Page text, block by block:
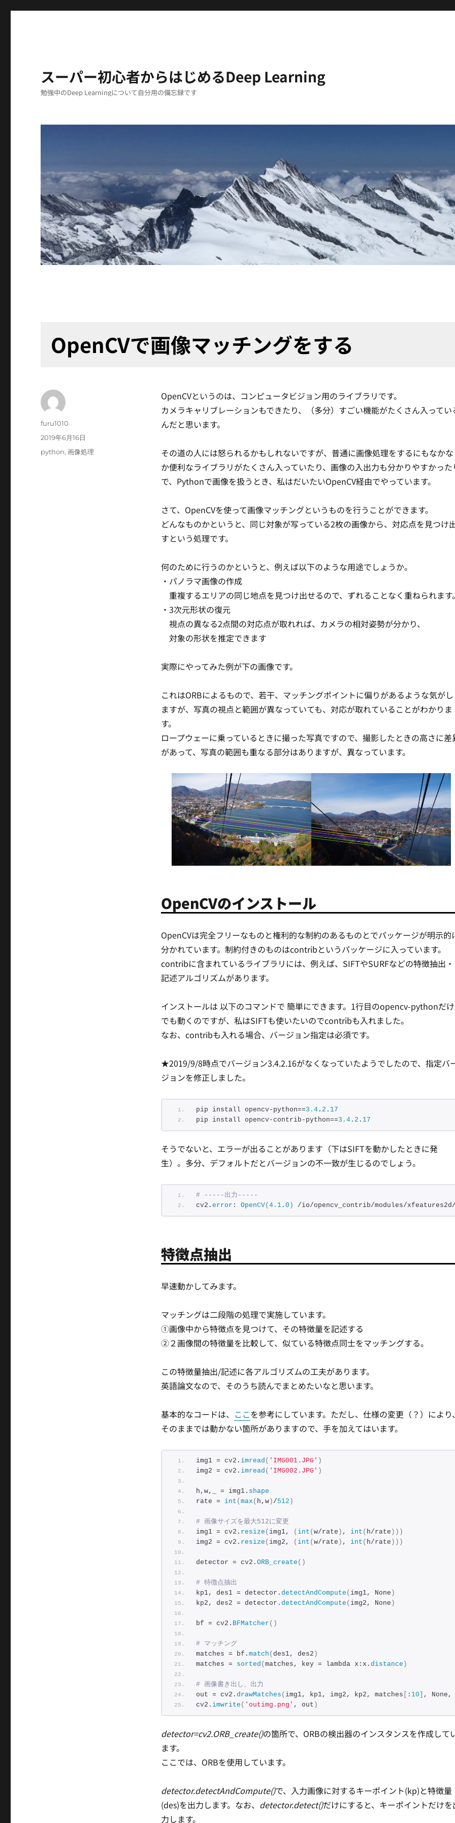
スーパー初心者からはじめるDeep Learning
勉強中のDeep Learningについて自分用の備忘録です
OpenCVで画像マッチングをする
OpenCVというのは、コンピュータビジョン用のライブラリです。
カメラキャリブレーションもできたり、（多分）すごい機能がたくさん入ってい
んだと思います。
その道の人には怒られるかもしれないですが、普通に画像処理をするにもなかな
か便利なライブラリがたくさん入っていたり、画像の入出力も分かりやすかった
で、Pythonで画像を扱うとき、私はだいたいOpenCV経由でやっています。
さて、OpenCVを使って画像マッチングというものを行うことができます。
どんなものかというと、同じ対象が写っている2枚の画像から、対応点を見つけ
すという処理です。
何のために行うのかというと、例えば以下のような用途でしょうか。
・パノラマ画像の作成
重複するエリアの同じ地点を見つけ出せるので、ずれることなく重ねられます
・3次元形状の復元
視点の異なる2点間の対応点が取れれば、カメラの相対姿勢が分かり、
対象の形状を推定できます
実際にやってみた例が下の画像です。
これはORBによるもので、若干、マッチングポイントに偏りがあるような気がし
ますが、写真の視点と範囲が異なっていても、対応が取れていることがわかりま
す。
ロープウェーに乗っているときに撮った写真ですので、撮影したときの高さに差
があって、写真の範囲も重なる部分はありますが、異なっています。
OpenCVのインストール
OpenCVは完全フリーなものと権利的な制約のあるものとでパッケージが明示的
分かれています。制約付きのものはcontribというパッケージに入っています。
contribに含まれているライブラリには、例えば、SIFTやSURFなどの特徴抽出・
記述アルゴリズムがあります。
インストールは 以下のコマンドで 簡単にできます。1行目のopencv-pythonだけ
でも動くのですが、私はSIFTも使いたいのでcontribも入れました。
なお、contribも入れる場合、バージョン指定は必須です。
★2019/9/8時点でバージョン3.4.2.16がなくなっていたようでしたので、指定バ
ジョンを修正しました。
pip install opencv-python==3.4. 2 . 17
pip install opencv-contrib-python==3.4. 2 . 17
そうでないと、エラーが出ることがあります（下はSIFTを動かしたときに発
生）。多分、デフォルトだとバージョンの不一致が生じるのでしょう。
# -----出力-----
cv2. error : OpenCV( 4.1. 0 ) /io/opencv_contrib/modules/
特徴点抽出
早速動かしてみます。
マッチングは二段階の処理で実施しています。
①画像中から特徴点を見つけて、その特徴量を記述する
②２画像間の特徴量を比較して、似ている特徴点同士をマッチングする。
この特徴量抽出/記述に各アルゴリズムの工夫があります。
英語論文なので、そのうち読んでまとめたいなと思います。
基本的なコードは、 ここを参考にしています。ただし、仕様の変更（？）により
そのままでは動かない箇所がありますので、手を加えてはいます。
img1 = cv2. imread ( 'IMG001.JPG' )
img2 = cv2. imread ( 'IMG002.JPG' )
h,w,_ = img1. shape
rate = int ( max ( h,w) /512 )
# 画像サイズを最大512に変更
img1 = cv2. resize ( img1, ( int ( w/rate ) , int ( h/rate )))
img2 = cv2. resize ( img2, ( int ( w/rate ) , int ( h/rate )))
detector = cv2. ORB_create ()
# 特徴点抽出
kp1, des1 = detector. detectAndCompute ( img1, None )
kp2, des2 = detector. detectAndCompute ( img2, None )
bf = cv2. BFMatcher ()
# マッチング
matches = bf. match ( des1, des2 )
matches = sorted ( matches, key = lambda x:x. distance )
# 画像書き出し、出力
out = cv2. drawMatches ( img1, kp1, img2, kp2, matches : 10
,
cv2. imwrite ( 'outimg.png' , out )
detector=cv2.ORB_create()の箇所で、ORBの検出器のインスタンスを作成して
ます。
ここでは、ORBを使用しています。
detector.detectAndCompute()で、入力画像に対するキーポイント(kp)と特徴量
(des)を出力します。なお、 detector.detect()だけにすると、キーポイントだけを
力します。
投
furu1010
投
日:
2019年6月16日
カ
python,画像処理